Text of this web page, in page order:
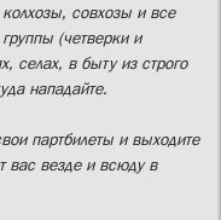
совхозы и все
(четверки и
селах, в быту из строго
нападайте.
партбилеты и выходите
вас везде и всюду в